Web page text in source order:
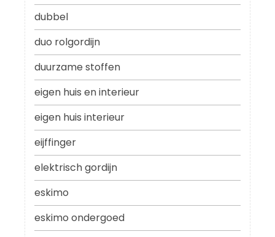
dubbel
duo rolgordijn
duurzame stoffen
eigen huis en interieur
eigen huis interieur
eijffinger
elektrisch gordijn
eskimo
eskimo ondergoed